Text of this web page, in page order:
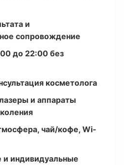
и
сопровождение
до 22:00 без
косметолога
и аппараты
чай/кофе, Wi-
индивидуальные